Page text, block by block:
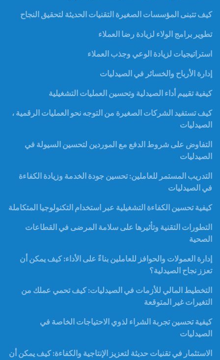
كيف تتبنى المؤسسات الصغيرة التقنيات الحديثة لتحقيق النجاح
تطوير برامج الولاء لزيادة رضا العملاء
استراتيجيات لزيادة الوعي وجذب العملاء
إدارة الأرباح والخسائر في الصيدليات
كيفية تقييم أداء الصيدلية وتحسين العمليات التشغيلية
كيف تستفيد الشركات الصغيرة من التوجه نحو العمليات الرقمية ،
الصيدليات
التفاوض على شروط الدفع مع الموردين لتحسين السيولة في
الصيدليات
التدريب المستمر للعاملين: تحسين جودة الخدمة وزيادة الكفاءة
في الصيدليات
كيفية تحسين الكفاءة التشغيلية عبر استخدام التكنولوجيا المتكاملة
التطورات التقنية وتأثيرها على سلامة المرضى في القطاعات
الصحية
إدارة العمولات والحوافز للعاملين بناءً على الأداء: كيف يمكن أن
تعزز نجاح الصيدلية؟
التخطيط المالي للأزمات في الصيدليات: كيف تحمي عملك من
التغيرات غير المتوقعة
كيفية تحسين تجربة الشراء لذوي الاحتياجات الخاصة في
الصيدليات
الاستثمار في تقنيات حديثة لتعزيز الإنتاجية والكفاءة: كيف يمكن أن